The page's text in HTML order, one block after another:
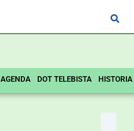
AGENDA DOT TELEBISTA HISTORIA